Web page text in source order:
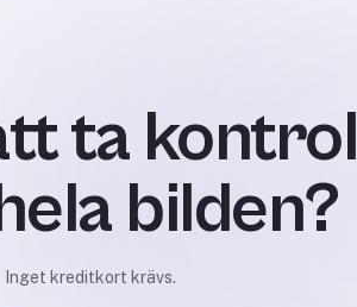
ta
bilden?
Inget kreditkort krävs.